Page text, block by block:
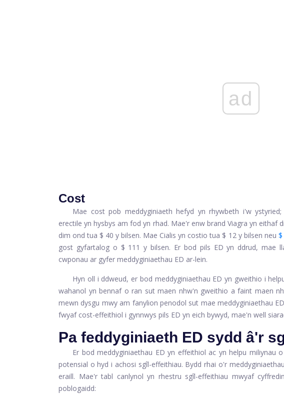
ad
Cost
Mae cost pob meddyginiaeth hefyd yn rhywbeth i'w
erectile yn hysbys am fod yn rhad. Mae'r enw brand Viagra yn eithaf
dim ond tua $ 40 y bilsen. Mae Cialis yn costio tua $ 12 y bilsen neu $
gost gyfartalog o $ 111 y bilsen. Er bod pils ED yn ddrud, mae
cwponau ar gyfer meddyginiaethau ED ar-lein.
Hyn oll i ddweud, er bod meddyginiaethau ED yn gweithio i
wahanol yn bennaf o ran sut maen nhw'n gweithio a faint maen
mewn dysgu mwy am fanylion penodol sut mae meddyginiaethau
fwyaf cost-effeithiol i gynnwys pils ED yn eich bywyd, mae'n well
Pa feddyginiaeth ED sydd â'r
Er bod meddyginiaethau ED yn effeithiol ac yn helpu miliynau
potensial o hyd i achosi sgîl-effeithiau. Bydd rhai o'r
eraill. Mae'r tabl canlynol yn rhestru sgîl-effeithiau mwyaf
poblogaidd: